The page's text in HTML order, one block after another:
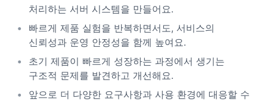
처리하는 서버 시스템을 만들어요.
빠르게 제품 실험을 반복하면서도, 서비스의
신뢰성과 운영 안정성을 함께 높여요.
초기 제품이 빠르게 성장하는 과정에서 생기는
구조적 문제를 발견하고 개선해요.
앞으로 더 다양한 요구사항과 사용 환경에 대응할 수